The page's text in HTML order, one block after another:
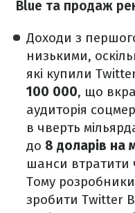
Blue та продаж
Доходи з
низькими,
які купили
100 000, що
аудиторія
в чверть
до 8 доларів на
шанси втратити
Тому
зробити Twitter